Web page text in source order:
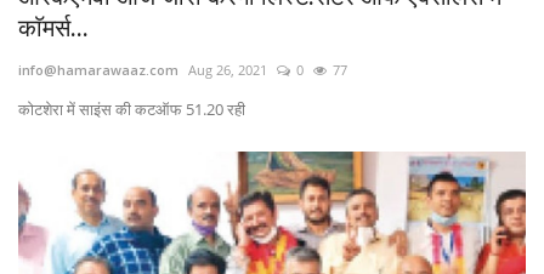
काॅमर्स...
info@hamarawaaz.com Aug 26, 2021 0 77
काेटशेरा में साइंस की कटऑफ 51.20 रही